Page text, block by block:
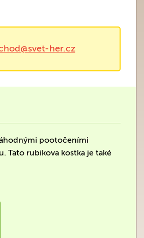
her.cz
pootočeními
Tato rubikova kostka je také